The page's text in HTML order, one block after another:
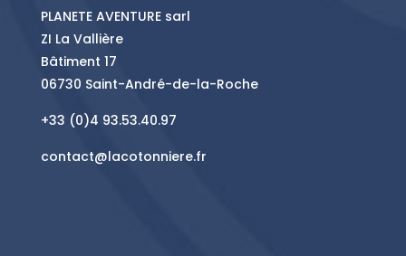
PLANETE AVENTURE sarl
ZI La Vallière
Bâtiment 17
06730 Saint-André-de-la-Roche
+33 (0)4 93.53.40.97
contact@lacotonniere.fr